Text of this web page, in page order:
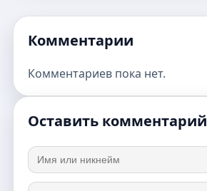
Комментарии
Комментариев пока нет.
Оставить комментарий